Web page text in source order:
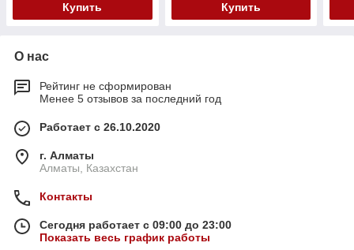
Купить Купить
О нас
Рейтинг не сформирован
Менее 5 отзывов за последний год
Работает с 26.10.2020
г. Алматы
Алматы, Казахстан
Контакты
Сегодня работает с 09:00 до 23:00
Показать весь график работы